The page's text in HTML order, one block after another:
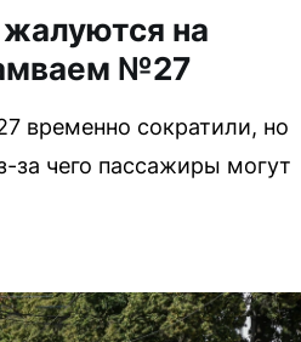
на
№27
временно сократили, но
за чего пассажиры могут